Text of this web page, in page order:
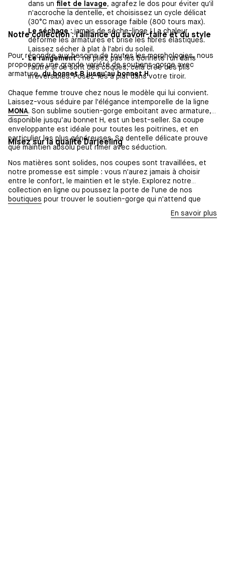
dans un filet de lavage, agrafez le dos pour éviter qu'il
n'accroche la dentelle, et choisissez un cycle délicat
(30°C max) avec un essorage faible (800 tours max).
Le séchage :jamais de sèche-linge ! La chaleur
déforme les armatures et brise les fibres élastiques.
Laissez sécher à plat à l'abri du soleil.
Le rangement :ne pliez pas les bonnets l'un dans
l'autre si ce sont des coques, cela crée des plis
irréversibles. Posez-les à plat dans votre tiroir.
Notre collection : l'alliance du savoir-faire et du style
Pour répondre aux besoins de toutes les morphologies, nous
proposons une grande variété de soutiens-gorge avec
armature,du bonnet B jusqu'au bonnet H.
Chaque femme trouve chez nous le modèle qui lui convient.
Laissez-vous séduire par l'élégance intemporelle de la ligne
MONA. Son sublime soutien-gorge emboitant avec armature,
disponible jusqu’au bonnet H, est un best-seller. Sa coupe
enveloppante est idéale pour toutes les poitrines, et en
particulier les plus généreuses. Sa dentelle délicate prouve
que maintien absolu peut rimer avec séduction.
Misez sur la qualité Darjeeling
Nos matières sont solides, nos coupes sont travaillées, et
notre promesse est simple : vous n'aurez jamais à choisir
entre le confort, le maintien et le style. Explorez notre
collection en ligne ou poussez la porte de l'une de nos
boutiques pour trouver le soutien-gorge qui n'attend que
En savoir plus